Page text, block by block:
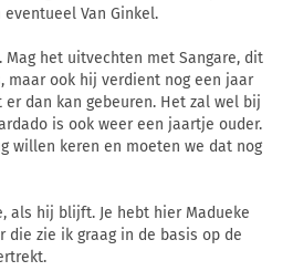
Van Ginkel.
Mag het uitvechten met Sangare, dit
maar ook hij verdient nog een jaar
er dan kan gebeuren. Het zal wel bij
is ook weer een jaartje ouder.
willen keren en moeten we dat nog
als hij blijft. Je hebt hier Madueke
die zie ik graag in de basis op de